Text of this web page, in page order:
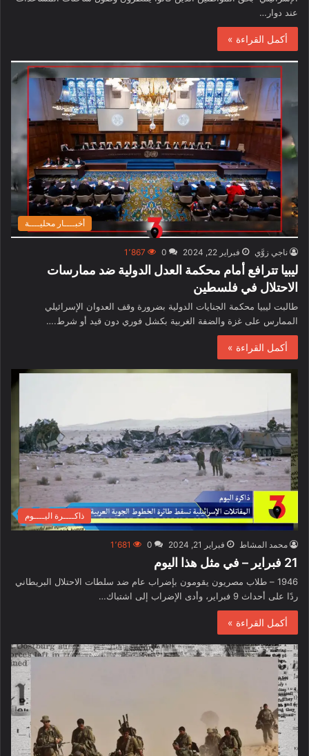
عند دوار…
أكمل القراءة »
أخبــــار محليــــة
ناجي زوَّي فبراير 22, 2024 0 1٬867
ليبيا تترافع أمام محكمة العدل الدولية ضد ممارسات
الاحتلال في فلسطين
طالبت ليبيا محكمة الجنايات الدولية بضرورة وقف العدوان الإسرائيلي
الممارس على غزة والضفة الغربية بكشل فوري دون قيد أو شرط.…
أكمل القراءة »
ذاكــــرة اليــــوم
محمد المشاط فبراير 21, 2024 0 1٬681
21 فبراير – في مثل هذا اليوم
1946 – طلاب مصريون يقومون بإضراب عام ضد سلطات الاحتلال البريطاني
ردًا على أحداث 9 فبراير، وأدى الإضراب إلى اشتباك…
أكمل القراءة »